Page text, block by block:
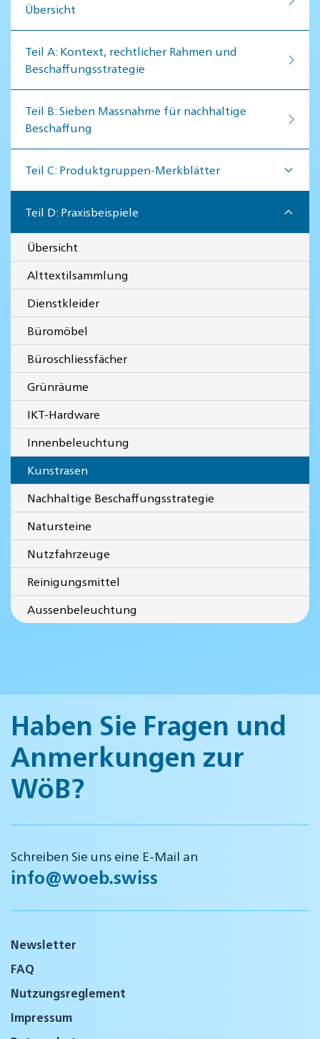
Übersicht
Teil A: Kontext, rechtlicher Rahmen und
Beschaffungsstrategie
Teil B: Sieben Massnahme für nachhaltige
Beschaffung
Teil C: Produktgruppen-Merkblätter
Teil D: Praxisbeispiele
Übersicht
Alttextilsammlung
Dienstkleider
Büromöbel
Büroschliessfächer
Grünräume
IKT-Hardware
Innenbeleuchtung
Kunstrasen
Nachhaltige Beschaffungsstrategie
Natursteine
Nutzfahrzeuge
Reinigungsmittel
Aussenbeleuchtung
Haben Sie Fragen und
Anmerkungen zur
WöB?
Schreiben Sie uns eine E-Mail an
info@woeb.swiss
Newsletter
FAQ
Nutzungsreglement
Impressum